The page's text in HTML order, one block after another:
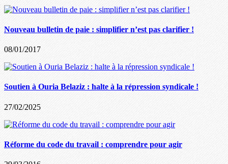
Nouveau bulletin de paie : simplifier n’est pas clarifier !
08/01/2017
Soutien à Ouria Belaziz : halte à la répression syndicale !
27/02/2025
Réforme du code du travail : comprendre pour agir